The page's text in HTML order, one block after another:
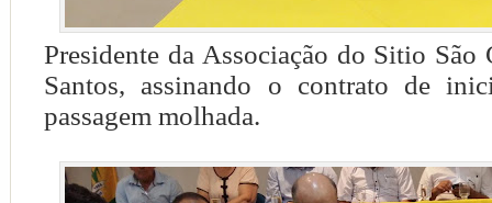
Presidente da Associação do Sitio São
Santos, assinando o contrato de
passagem molhada.